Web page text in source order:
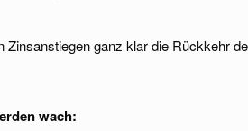
Zinsanstiegen ganz klar die Rückkehr
wach: